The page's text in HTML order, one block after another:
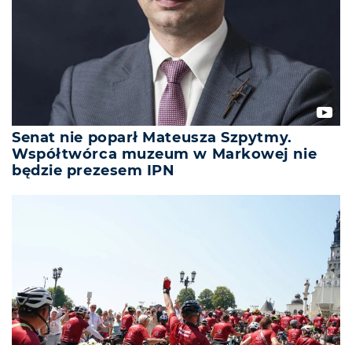
Senat nie poparł Mateusza Szpytmy.
Współtwórca muzeum w Markowej nie
będzie prezesem IPN